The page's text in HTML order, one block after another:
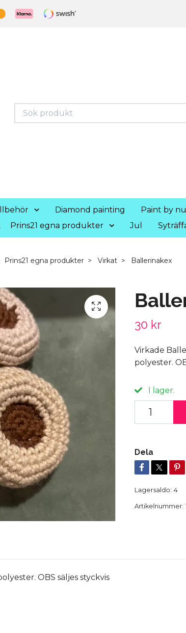
Diamond painting
Paint by
Prins21 egna produkter Jul
Prins21 egna produkter Virkat Ballerinakex
30 kr
Virkade
polyester.
I lager.
Dela
Lagersaldo: 4
Artikelnummer:
OBS säljes styckvis